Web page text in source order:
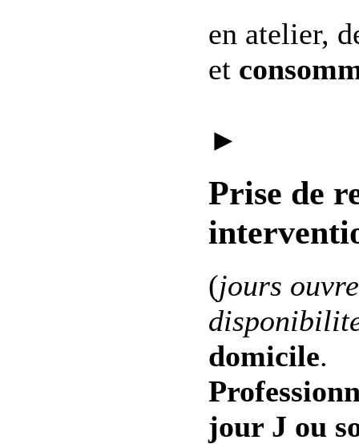
en atelier,
et
►
Prise de
(jours
domicile.
jour J ou